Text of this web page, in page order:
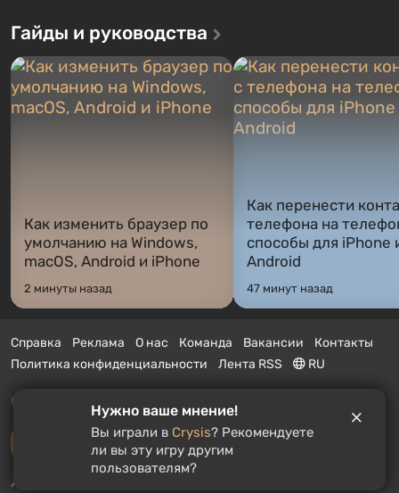
Гайды и руководства
Как изменить браузер по
умолчанию на Windows,
macOS, Android и iPhone
2 минуты назад
Как перенести
телефона на
способы для iPhone
Android
47 минут назад
Справка Реклама О нас Команда Вакансии
Контакты
Политика конфиденциальности
Лента RSS RU
© 2011 - 2026 VGTimes
Полная версия
Нужно ваше мнение!
Вы играли в Crysis? Рекомендуете
ли вы эту игру другим
пользователям?